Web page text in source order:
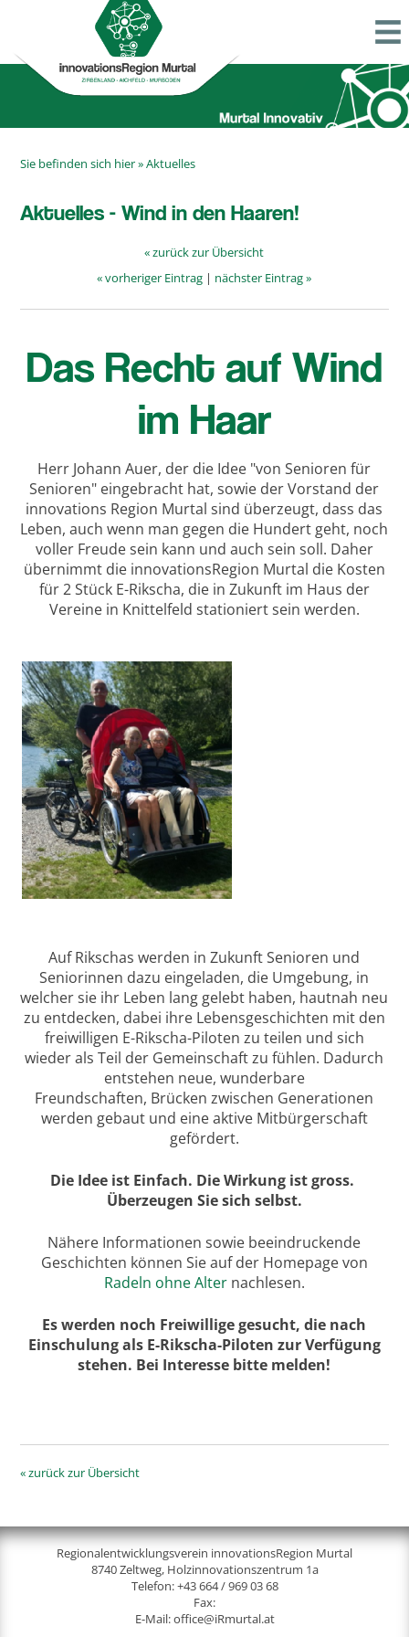
Sie befinden sich hier »Aktuelles
Aktuelles - Wind in den Haaren!
« zurück zur Übersicht
« vorheriger Eintrag | nächster Eintrag »
Das Recht auf Wind
im Haar
Herr Johann Auer, der die Idee "von Senioren für
Senioren" eingebracht hat, sowie der Vorstand der
innovations Region Murtal sind überzeugt, dass das
Leben, auch wenn man gegen die Hundert geht, noch
voller Freude sein kann und auch sein soll. Daher
übernimmt dieinnovationsRegion Murtal die Kosten
für 2 Stück E-Rikscha, die in Zukunft im Haus der
Vereine in Knittelfeld stationiert sein werden.
Auf Rikschas werden in Zukunft Senioren und
Seniorinnen dazu eingeladen, die Umgebung, in
welcher sie ihr Leben lang gelebt haben, hautnah neu
zu entdecken, dabei ihre Lebensgeschichten mit den
freiwilligen E-Rikscha-Piloten zu teilen und sich
wieder als Teil der Gemeinschaft zu fühlen. Dadurch
entstehen neue, wunderbare
Freundschaften, Brücken zwischen Generationen
werden gebaut und eine aktive Mitbürgerschaft
gefördert.
Die Idee ist Einfach. Die Wirkung ist gross.
Überzeugen Sie sich selbst.
Nähere Informationen sowie beeindruckende
Geschichten können Sie auf der Homepage von
Radeln ohne Alternachlesen.
Es werden noch Freiwillige gesucht, die nach
Einschulung als E-Rikscha-Piloten zur Verfügung
stehen. Bei Interesse bitte melden!
« zurück zur Übersicht
Regionalentwicklungsverein innovationsRegion Murtal
8740 Zeltweg, Holzinnovationszentrum 1a
Telefon:+43 664 / 969 03 68
Fax:
E-Mail:office@iRmurtal.at